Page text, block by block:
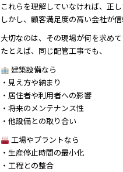
これらを理解していなければ、正
しかし、顧客満足度の高い会社が
大切なのは、その現場が何を求めて
たとえば、同じ配管工事でも、
建築設備なら
・見え方や納まり
・居住者や利用者への影響
・将来のメンテナンス性
・他設備との取り合い
工場やプラントなら
・生産停止時間の最小化
・工程との整合